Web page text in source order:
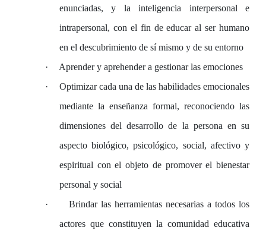
enunciadas, y la inteligencia interpersonal e
intrapersonal, con el fin de educar al ser humano
en el descubrimiento de sí mismo y de su entorno
·
Aprender y aprehender a gestionar las emociones
·
Optimizar cada una de las habilidades emocionales
mediante la enseñanza formal, reconociendo las
dimensiones del desarrollo de la persona en su
aspecto biológico, psicológico, social, afectivo y
espiritual con el objeto de promover el bienestar
personal y social
·
Brindar las herramientas necesarias a todos los
actores que constituyen la comunidad educativa